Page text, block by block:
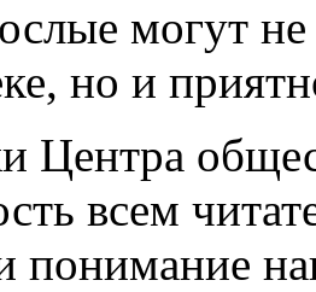
могут
но и
Центра
всем
понимание